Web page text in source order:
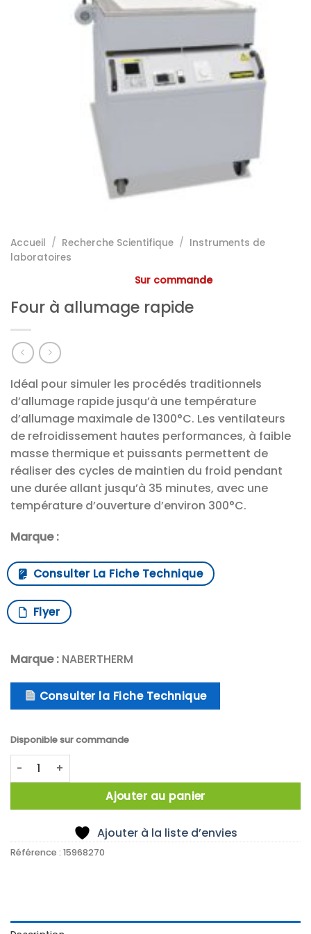
Accueil / Recherche Scientifique / Instruments de
laboratoires
Sur commande
Four à allumage rapide
Idéal pour simuler les procédés traditionnels
d’allumage rapide jusqu’à une température
d’allumage maximale de 1300°C. Les ventilateurs
de refroidissement hautes performances, à faible
masse thermique et puissants permettent de
réaliser des cycles de maintien du froid pendant
une durée allant jusqu’à 35 minutes, avec une
température d’ouverture d’environ 300°C.
Marque :
Consulter La Fiche Technique
Flyer
Marque : NABERTHERM
Consulter la Fiche Technique
Disponible sur commande
quantité de Four à allumage rapide
Ajouter au panier
Ajouter à la liste d’envies
Référence : 15968270